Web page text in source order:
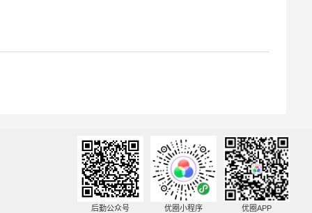
优圈APP
优圈小程序
后勤公众号